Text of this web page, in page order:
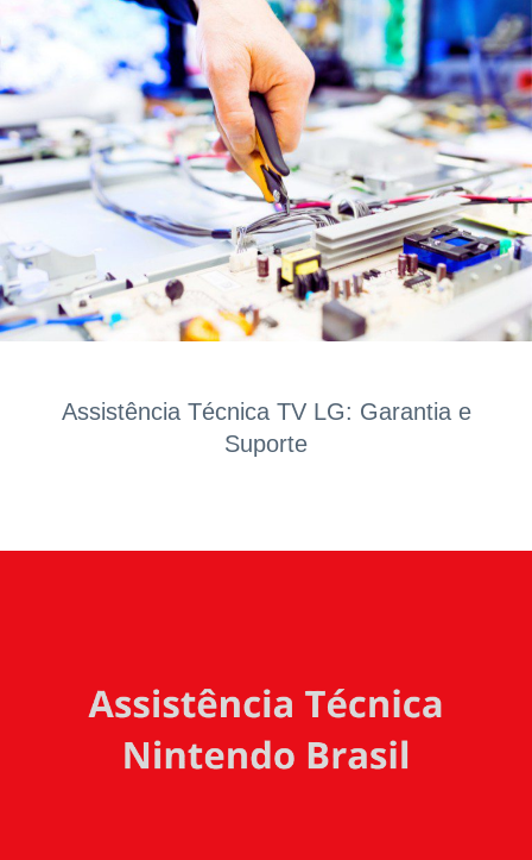
Assistência Técnica TV LG: Garantia e
Suporte